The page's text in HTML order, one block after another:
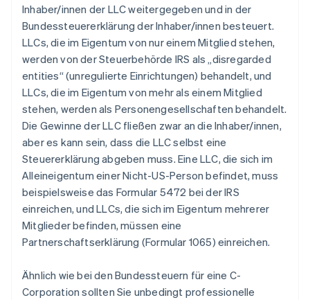
Inhaber/innen der LLC weitergegeben und in der
Bundessteuererklärung der Inhaber/innen besteuert.
LLCs, die im Eigentum von nur einem Mitglied stehen,
werden von der Steuerbehörde IRS als „disregarded
entities“ (unregulierte Einrichtungen) behandelt, und
LLCs, die im Eigentum von mehr als einem Mitglied
stehen, werden als Personengesellschaften behandelt.
Die Gewinne der LLC fließen zwar an die Inhaber/innen,
aber es kann sein, dass die LLC selbst eine
Steuererklärung abgeben muss. Eine LLC, die sich im
Alleineigentum einer Nicht-US-Person befindet, muss
beispielsweise das Formular 5472 bei der IRS
einreichen, und LLCs, die sich im Eigentum mehrerer
Mitglieder befinden, müssen eine
Partnerschaftserklärung (Formular 1065) einreichen.
Ähnlich wie bei den Bundessteuern für eine C-
Corporation sollten Sie unbedingt professionelle